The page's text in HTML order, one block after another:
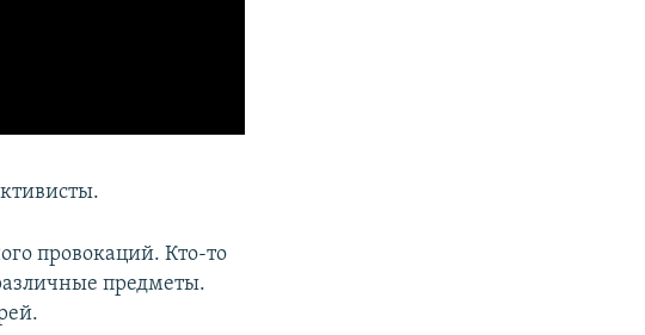
провокаций. Кто-то
предметы.